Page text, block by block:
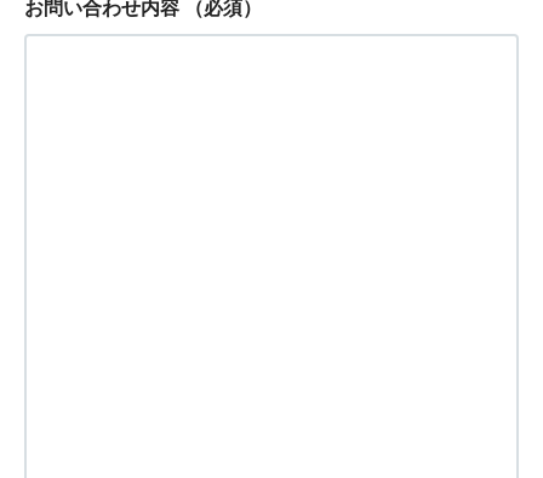
お問い合わせ内容 （必須）